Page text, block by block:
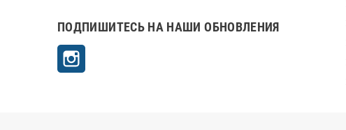
ПОДПИШИТЕСЬ НА НАШИ ОБНОВЛЕНИЯ